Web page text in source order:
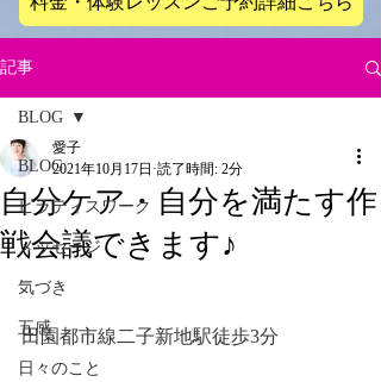
記事
BLOG
ピラティスワーク
メッセージ
気づき
五感
日々のこと
BLOG
自分ケア・自分を満たす作
戦会議できます♪
愛子
2021年10月17日 読了時間: 2分
田園都市線二子新地駅徒歩3分